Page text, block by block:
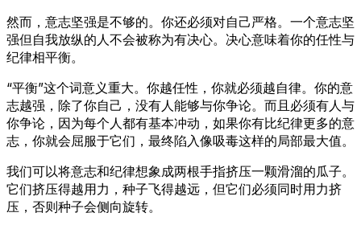
然而，意志坚强是不够的。你还必须对自己严格。一个意志坚
强但自我放纵的人不会被称为有决心。决心意味着你的任性与
纪律相平衡。
“平衡”这个词意义重大。你越任性，你就必须越自律。你的意
志越强，除了你自己，没有人能够与你争论。而且必须有人与
你争论，因为每个人都有基本冲动，如果你有比纪律更多的意
志，你就会屈服于它们，最终陷入像吸毒这样的局部最大值。
我们可以将意志和纪律想象成两根手指挤压一颗滑溜的瓜子。
它们挤压得越用力，种子飞得越远，但它们必须同时用力挤
压，否则种子会侧向旋转。